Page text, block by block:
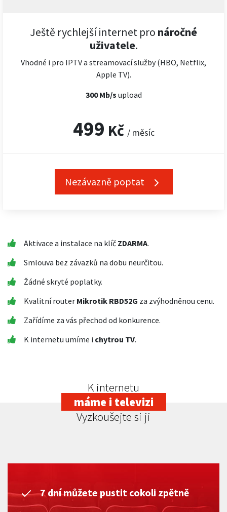
Ještě rychlejší internet pro náročné
uživatele.
Vhodné i pro IPTV a streamovací služby (HBO, Netflix,
Apple TV).
300 Mb/s upload
499 Kč / měsíc
Nezávazně poptat
Aktivace a instalace na klíč ZDARMA.
Smlouva bez závazků na dobu neurčitou.
Žádné skryté poplatky.
Kvalitní router Mikrotik RBD52G za zvýhodněnou cenu.
Zařídíme za vás přechod od konkurence.
K internetu umíme i chytrou TV.
K internetu
máme i televizi
Vyzkoušejte si ji
7 dní můžete pustit cokoli zpětně